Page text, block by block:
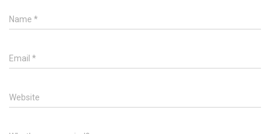
Name *
Email *
Website